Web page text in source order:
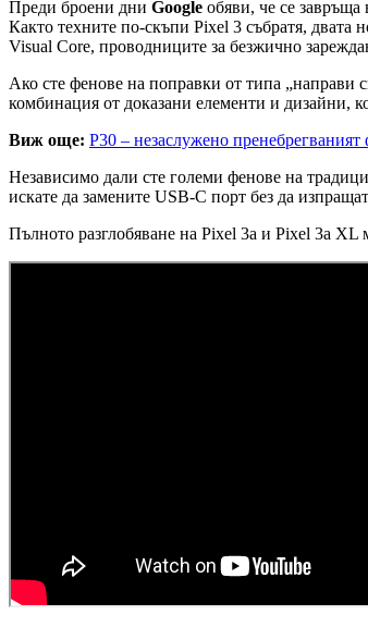
Преди броени дни Google обяви, че се завръща
Както техните по-скъпи Pixel 3 събратя, двата
Visual Core, проводниците за безжично
Ако сте фенове на поправки от типа „направи
комбинация от доказани елементи и дизайни,
Виж още: P30 – незаслужено
Независимо дали сте големи фенове на
искате да замените USB-C порт без да
Пълното разглобяване на Pixel 3a и Pixel 3a XL